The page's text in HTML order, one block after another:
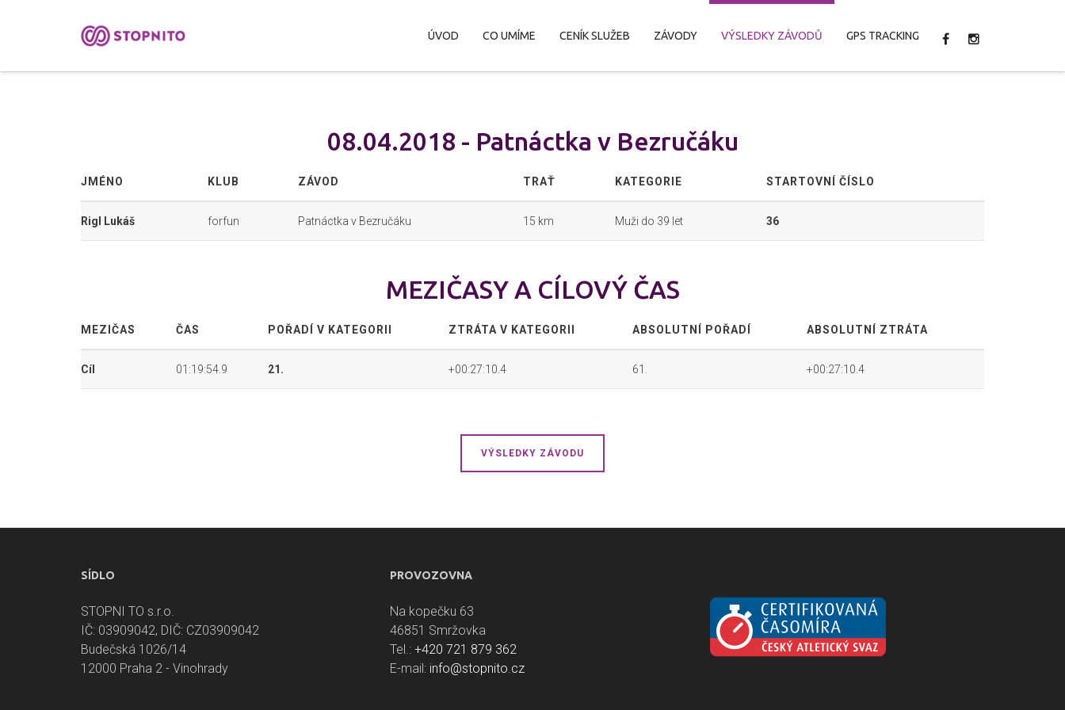
ÚVOD CO UMÍME CENÍK SLUŽEB ZÁVODY VÝSLEDKY ZÁVODŮ GPS TRACKING
08.04.2018 - Patnáctka v Bezručáku
JMÉNO KLUB ZÁVOD TRAŤ KATEGORIE STARTOVNÍ ČÍSLO
Rigl Lukáš forfun Patnáctka v Bezručáku 15 km Muži do 39 let 36
MEZIČASY A CÍLOVÝ ČAS
MEZIČAS ČAS POŘADÍ V KATEGORII ZTRÁTA V KATEGORII ABSOLUTNÍ POŘADÍ ABSOLUTNÍ ZTRÁTA
Cíl 01:19:54.9 21. +00:27:10.4 61. +00:27:10.4
VÝSLEDKY ZÁVODU
SÍDLO
STOPNI TO s.r.o.
IČ: 03909042, DIČ: CZ03909042
Budečská 1026/14
12000 Praha 2 - Vinohrady
PROVOZOVNA
Na kopečku 63
46851 Smržovka
Tel.: +420 721 879 362
E-mail: info@stopnito.cz